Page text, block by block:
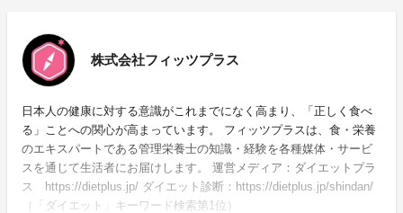
株式会社フィッツプラス
日本人の健康に対する意識がこれまでになく高まり、「正しく食べ
る」ことへの関心が高まっています。 フィッツプラスは、食・栄養
のエキスパートである管理栄養士の知識・経験を各種媒体・サービ
スを通じて生活者にお届けします。 運営メディア：ダイエットプラ
ス https://dietplus.jp/ ダイエット診断：https://dietplus.jp/shindan/
（「ダイエット」キーワード検索第1位）